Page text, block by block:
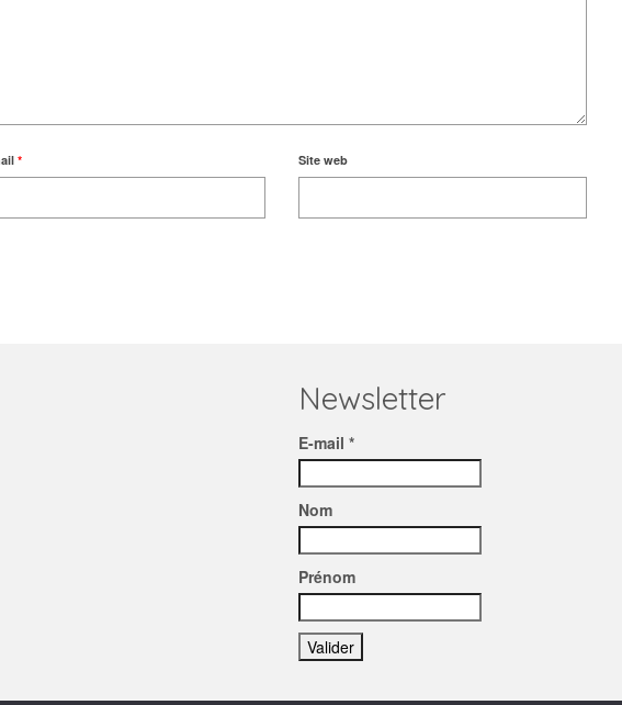
* Site web
Newsletter
E-mail *
Nom
Prénom